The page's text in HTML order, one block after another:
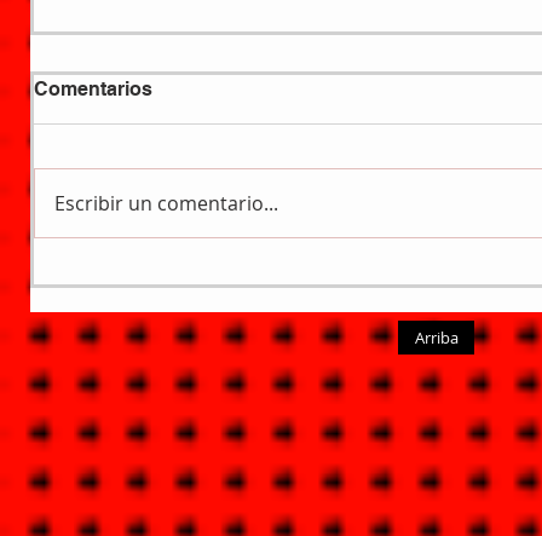
Comentarios
Escribir un comentario...
Arriba